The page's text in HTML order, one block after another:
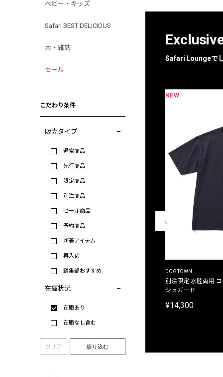
ベビー・キッズ
Safari BEST DELICIOUS
本・雑誌
セール
こだわり条件
販売タイプ
通常商品
先行商品
限定商品
別注商品
セール商品
予約商品
新着アイテム
再入荷
編集部おすすめ
在庫状況
在庫あり
在庫なし含む
クリア 絞り込む
Safari Loungeで
THE DUFFER OF ST.GEORGE
プリントTシャツ
NEW
DOGTOWN
別注限定 水陸両用
シュガード
¥14,300